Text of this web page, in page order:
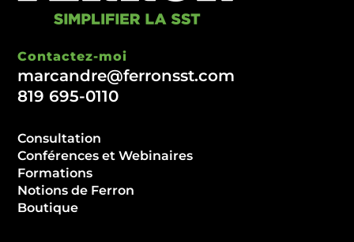
Contactez-moi
marcandre@ferronsst.com
819 695-0110
Consultation
Conférences et Webinaires
Formations
Notions de Ferron
Boutique